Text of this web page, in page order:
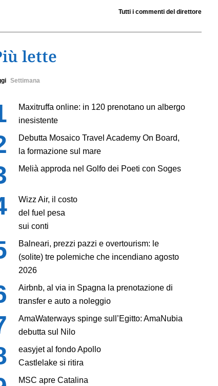
Tutti i commenti del direttore
lette
Settimana
Maxitruffa online: in 120 prenotano un albergo
inesistente
Debutta Mosaico Travel Academy On Board,
la formazione sul mare
Melià approda nel Golfo dei Poeti con Soges
Wizz Air, il costo
del fuel pesa
sui conti
Balneari, prezzi pazzi e overtourism: le
(solite) tre polemiche che incendiano agosto
2026
Airbnb, al via in Spagna la prenotazione di
transfer e auto a noleggio
AmaWaterways spinge sull’Egitto: AmaNubia
debutta sul Nilo
easyjet al fondo Apollo
Castlelake si ritira
MSC apre Catalina